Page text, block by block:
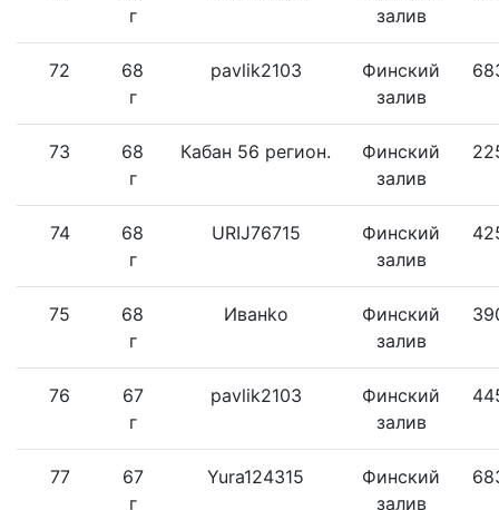
г
залив
72
68
г
pavlik2103
Финский
залив
73
68
г
Кабан 56 регион.
Финский
залив
74
68
г
URIJ76715
Финский
залив
75
68
г
Иванko
Финский
залив
76
67
г
pavlik2103
Финский
залив
77
67
г
Yura124315
Финский
залив